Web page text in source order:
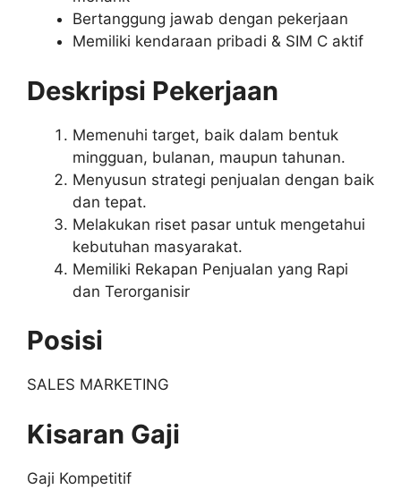
Bertanggung jawab dengan pekerjaan
Memiliki kendaraan pribadi & SIM C aktif
Deskripsi Pekerjaan
Memenuhi target, baik dalam bentuk
mingguan, bulanan, maupun tahunan.
Menyusun strategi penjualan dengan baik
dan tepat.
Melakukan riset pasar untuk mengetahui
kebutuhan masyarakat.
Memiliki Rekapan Penjualan yang Rapi
dan Terorganisir
Posisi
SALES MARKETING
Kisaran Gaji
Gaji Kompetitif